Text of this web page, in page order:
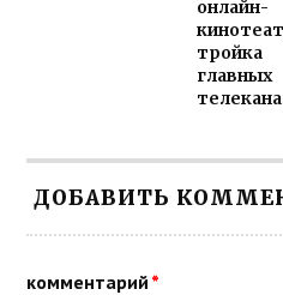
онлайн-
тройка
главных
ДОБАВИТЬ
комментарий *